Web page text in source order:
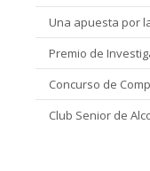
Una apuesta por
Premio de
Concurso de
Club Senior de